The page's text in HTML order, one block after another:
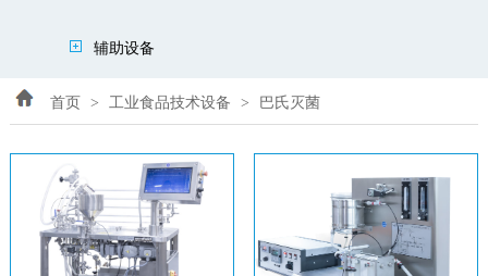
辅助设备
首页 > 工业食品技术设备 > 巴氏灭菌